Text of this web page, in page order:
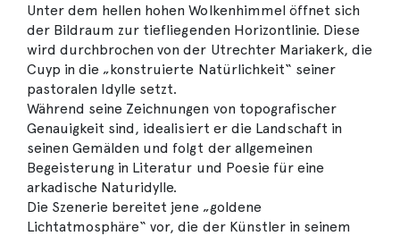
Unter dem hellen hohen Wolkenhimmel öffnet sich
der Bildraum zur tiefliegenden Horizontlinie. Diese
wird durchbrochen von der Utrechter Mariakerk, die
Cuyp in die „konstruierte Natürlichkeit“ seiner
pastoralen Idylle setzt.
Während seine Zeichnungen von topografischer
Genauigkeit sind, idealisiert er die Landschaft in
seinen Gemälden und folgt der allgemeinen
Begeisterung in Literatur und Poesie für eine
arkadische Naturidylle.
Die Szenerie bereitet jene „goldene
Lichtatmosphäre“ vor, die der Künstler in seinem